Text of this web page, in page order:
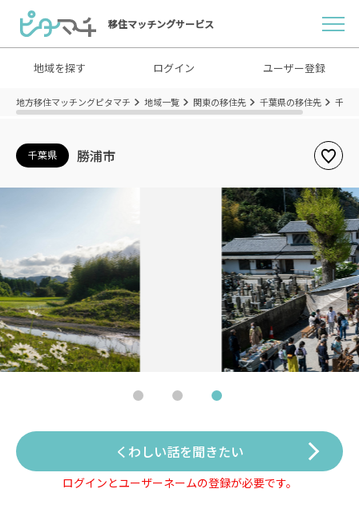
移住マッチングサービス
地域を探す ログイン ユーザー登録
地方移住マッチングピタマチ 地域一覧 関東の移住先 千葉県の移住先 千葉
千葉県 勝浦市
くわしい話を聞きたい
ログインとユーザーネームの登録が必要です。